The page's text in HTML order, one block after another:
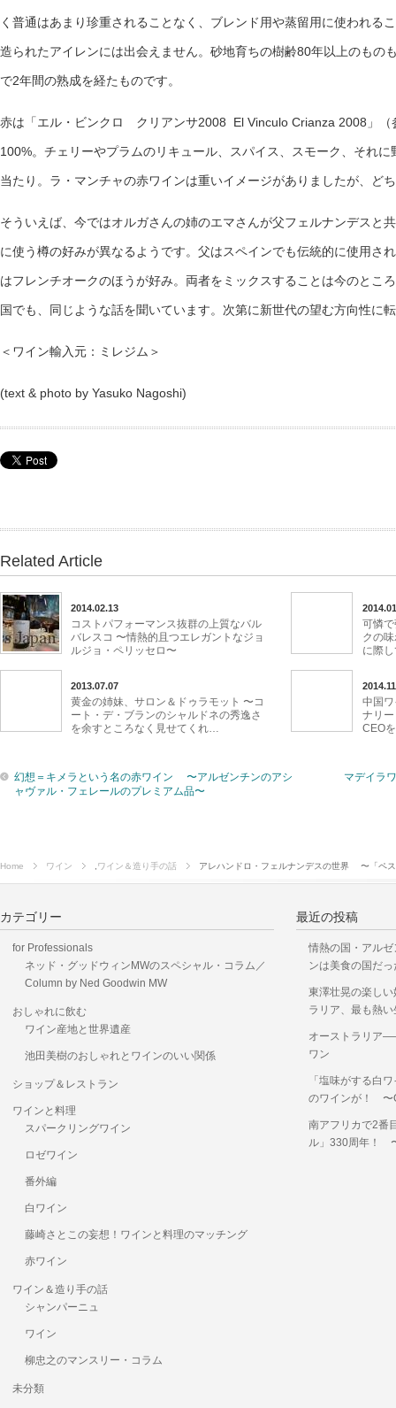
く普通はあまり珍重されることなく、ブレンド用や蒸留用に使われる
造られたアイレンには出会えません。砂地育ちの樹齢80年以上のもの
で2年間の熟成を経たものです。
赤は「エル・ビンクロ クリアンサ2008 El Vinculo Crianza 2008」（
100%。チェリーやプラムのリキュール、スパイス、スモーク、それ
当たり。ラ・マンチャの赤ワインは重いイメージがありましたが、ど
そういえば、今ではオルガさんの姉のエマさんが父フェルナンデスと
に使う樽の好みが異なるようです。父はスペインでも伝統的に使用さ
はフレンチオークのほうが好み。両者をミックスすることは今のとこ
国でも、同じような話を聞いています。次第に新世代の望む方向性に
＜ワイン輸入元：ミレジム＞
(text & photo by Yasuko Nagoshi)
Related Article
2014.02.13
コストパフォーマンス抜群の上質なバル
バレスコ 〜情熱的且つエレガントなジョ
ルジョ・ペリッセロ〜
可憐
クの
に際
2013.07.07
黄金の姉妹、サロン＆ドゥラモット 〜コ
ート・デ・ブランのシャルドネの秀逸さ
を余すところなく見せてくれ…
中国
ナリ
CEO
幻想＝キメラという名の赤ワイン 〜アルゼンチンのアシ
ャヴァル・フェレールのプレミアム品〜
マデイラ
Home ワイン ワイン＆造り手の話 アレハンドロ・フェルナンデスの世界 〜「ペ
カテゴリー
for Professionals
ネッド・グッドウィンMWのスペシャル・コラム／
Column by Ned Goodwin MW
おしゃれに飲む
ワイン産地と世界遺産
池田美樹のおしゃれとワインのいい関係
ショップ＆レストラン
ワインと料理
スパークリングワイン
ロゼワイン
番外編
白ワイン
藤崎さとこの妄想！ワインと料理のマッチング
赤ワイン
ワイン＆造り手の話
シャンパーニュ
ワイン
柳忠之のマンスリー・コラム
未分類
最近の投稿
情熱の国・アル
ンは美食の国だっ
東澤壮晃の楽し
ラリア、最も熱
オーストラリア
ワン
「塩味がする白
のワインが！ 〜
南アフリカで2番
ル」330周年！